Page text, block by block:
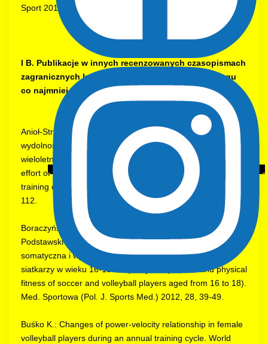
Sport 2012, 29, 101-105.
I B. Publikacje w innych recenzowanych czasopismach
zagranicznych lub czasopismach polskich o zasięgu
co najmniej krajowym
Anioł-Strzyżewska K., Starosta W.: Ocena specyficznej
wydolności wysoko zaawansowanych zapaśników w
wieloletnim cyklu treningowym. The evaluation of specific
effort of the highly advanced wrestlers in the many years
training cycle. Rocz. Nauk. WSWiT Białystok 2012, 8, 110-
112.
Boraczyński T., Boraczyński M., Obmiński Z., Stasiewicz P.,
Podstawski R., Stasiewicz K., Surmański R.: Budowa
somatyczna i wydolność fizyczna piłkarzy nożnych i
siatkarzy w wieku 16-18 lat. (Body composition and physical
fitness of soccer and volleyball players aged from 16 to 18).
Med. Sportowa (Pol. J. Sports Med.) 2012, 28, 39-49.
Buśko K.: Changes of power-velocity relationship in female
volleyball players during an annual training cycle. World